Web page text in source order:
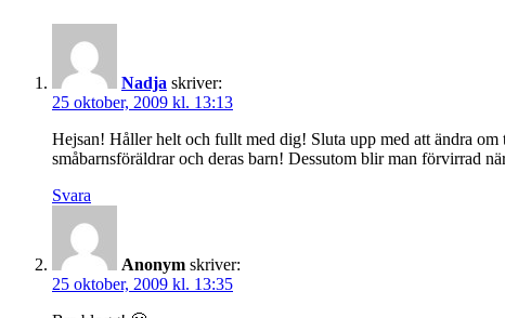
Nadja skriver:
25 oktober, 2009 kl. 13:13
Hejsan! Håller helt och fullt med dig! Sluta upp med att ändra
småbarnsföräldrar och deras barn! Dessutom blir man förvirrad
Svara
Anonym skriver:
25 oktober, 2009 kl. 13:35